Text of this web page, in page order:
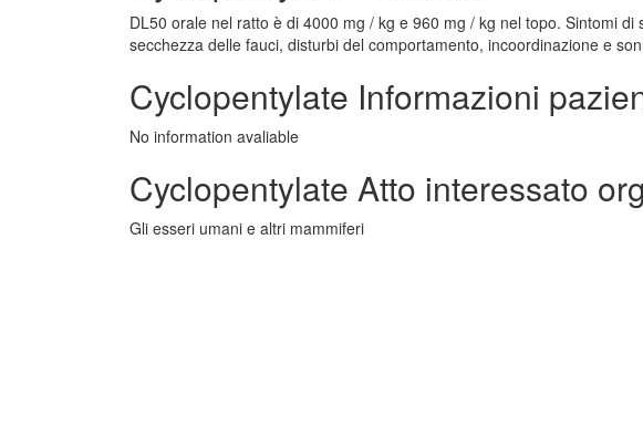
DL50 orale nel ratto è di 4000 mg / kg e 960 mg / kg nel topo. Sintomi
secchezza delle fauci, disturbi del comportamento, incoordinazione e
Cyclopentylate Informazioni
No information avaliable
Cyclopentylate Atto interessato
Gli esseri umani e altri mammiferi